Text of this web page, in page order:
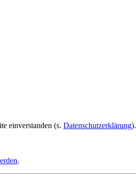
einverstanden (s. Datenschutzerklärung).
.